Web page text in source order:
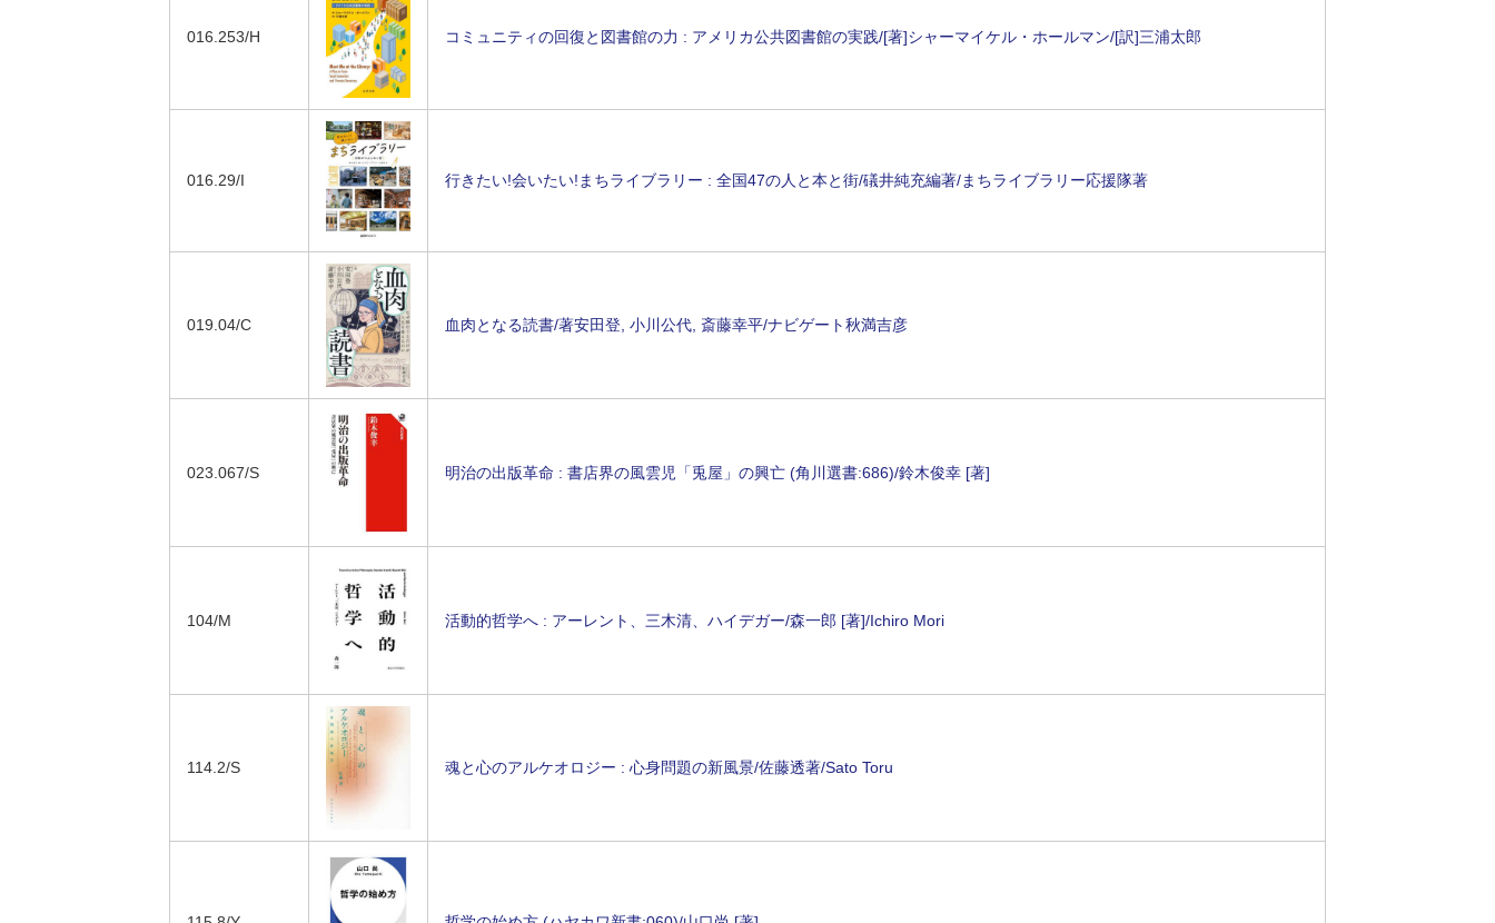
016.253/H コミュニティの回復と図書館の力 : アメリカ公共図書館の実践/[著]シャーマイケル・ホールマン/[訳]三浦太郎
016.29/I 行きたい!会いたい!まちライブラリー : 全国47の人と本と街/礒井純充編著/まちライブラリー応援隊著
019.04/C 血肉となる読書/著安田登, 小川公代, 斎藤幸平/ナビゲート秋満吉彦
023.067/S 明治の出版革命 : 書店界の風雲児「兎屋」の興亡 (角川選書:686)/鈴木俊幸 [著]
104/M 活動的哲学へ : アーレント、三木清、ハイデガー/森一郎 [著]/Ichiro Mori
114.2/S 魂と心のアルケオロジー : 心身問題の新風景/佐藤透著/Sato Toru